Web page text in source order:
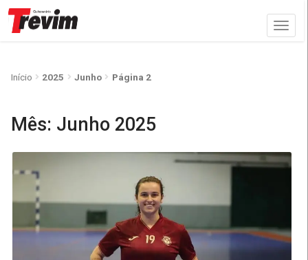
Início 2025 Junho Página 2
Mês: Junho 2025